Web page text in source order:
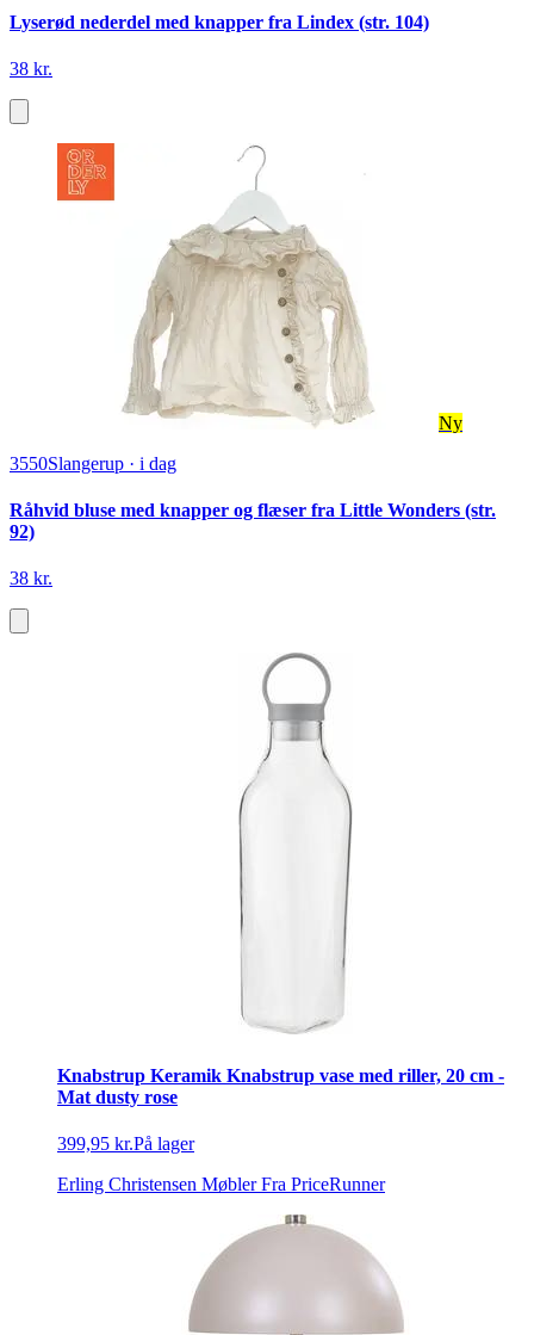
Lyserød nederdel med knapper fra Lindex (str. 104)
38 kr.
Ny
3550Slangerup · i dag
Råhvid bluse med knapper og flæser fra Little Wonders (str.
92)
38 kr.
Knabstrup Keramik Knabstrup vase med riller, 20 cm -
Mat dusty rose
399,95 kr.På lager
Erling Christensen Møbler Fra PriceRunner